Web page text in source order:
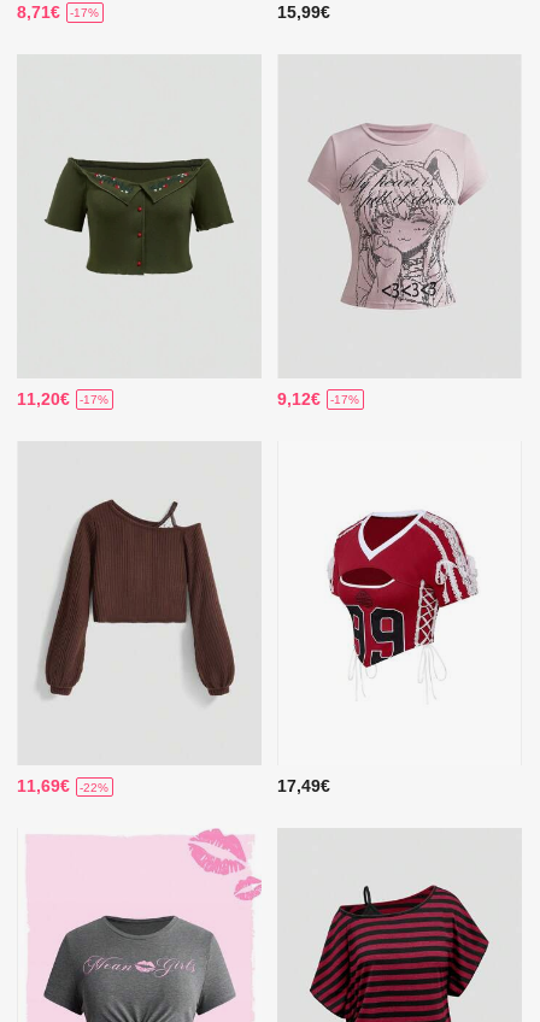
8,71€ -17% 15,99€
11,20€ -17% 9,12€ -17%
11,69€ -22% 17,49€